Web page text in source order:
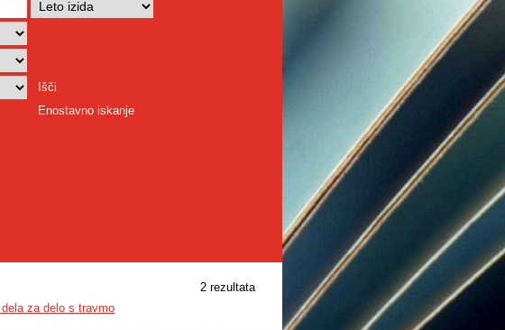
Išči
Enostavno iskanje
2 rezultata
za delo s travmo